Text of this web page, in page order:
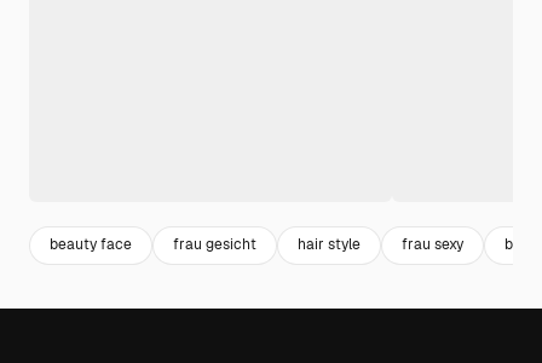
beauty face frau gesicht hair style frau sexy